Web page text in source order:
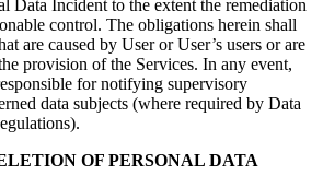
Data Incident to the extent the remediation
control. The obligations herein shall
are caused by User or User’s users or are
provision of the Services. In any event,
for notifying supervisory
data subjects (where required by Data
OF PERSONAL DATA